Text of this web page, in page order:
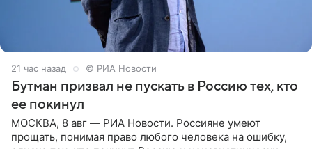
21 час назад © РИА Новости
Бутман призвал не пускать в Россию тех, кто
ее покинул
МОСКВА, 8 авг — РИА Новости. Россияне умеют
прощать, понимая право любого человека на ошибку,